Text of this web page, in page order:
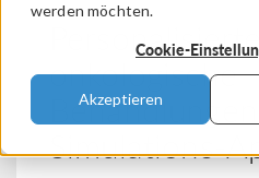
werden möchten.
Cookie-
Akzeptieren
onkologische
Simulations-